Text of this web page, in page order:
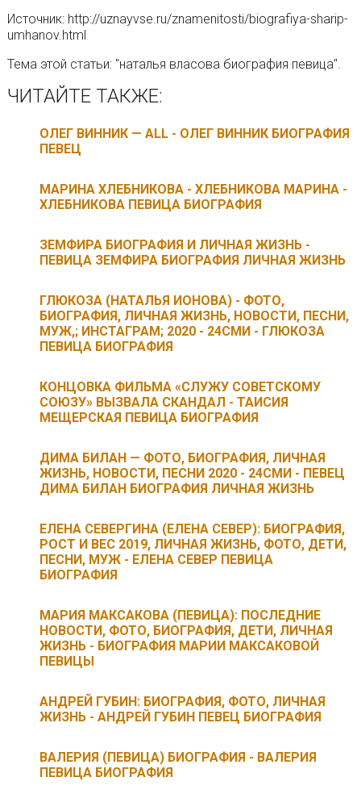
Источник: http://uznayvse.ru/znamenitosti/biografiya-sharip-
umhanov.html
Тема этой статьи: "наталья власова биография певица".
ЧИТАЙТЕ ТАКЖЕ:
ОЛЕГ ВИННИК — ALL - ОЛЕГ ВИННИК БИОГРАФИЯ
ПЕВЕЦ
МАРИНА ХЛЕБНИКОВА - ХЛЕБНИКОВА МАРИНА -
ХЛЕБНИКОВА ПЕВИЦА БИОГРАФИЯ
ЗЕМФИРА БИОГРАФИЯ И ЛИЧНАЯ ЖИЗНЬ -
ПЕВИЦА ЗЕМФИРА БИОГРАФИЯ ЛИЧНАЯ ЖИЗНЬ
ГЛЮКОЗА (НАТАЛЬЯ ИОНОВА) - ФОТО,
БИОГРАФИЯ, ЛИЧНАЯ ЖИЗНЬ, НОВОСТИ, ПЕСНИ,
МУЖ,; ИНСТАГРАМ; 2020 - 24СМИ - ГЛЮКОЗА
ПЕВИЦА БИОГРАФИЯ
КОНЦОВКА ФИЛЬМА «СЛУЖУ СОВЕТСКОМУ
СОЮЗУ» ВЫЗВАЛА СКАНДАЛ - ТАИСИЯ
МЕЩЕРСКАЯ ПЕВИЦА БИОГРАФИЯ
ДИМА БИЛАН — ФОТО, БИОГРАФИЯ, ЛИЧНАЯ
ЖИЗНЬ, НОВОСТИ, ПЕСНИ 2020 - 24СМИ - ПЕВЕЦ
ДИМА БИЛАН БИОГРАФИЯ ЛИЧНАЯ ЖИЗНЬ
ЕЛЕНА СЕВЕРГИНА (ЕЛЕНА СЕВЕР): БИОГРАФИЯ,
РОСТ И ВЕС 2019, ЛИЧНАЯ ЖИЗНЬ, ФОТО, ДЕТИ,
ПЕСНИ, МУЖ - ЕЛЕНА СЕВЕР ПЕВИЦА
БИОГРАФИЯ
МАРИЯ МАКСАКОВА (ПЕВИЦА): ПОСЛЕДНИЕ
НОВОСТИ, ФОТО, БИОГРАФИЯ, ДЕТИ, ЛИЧНАЯ
ЖИЗНЬ - БИОГРАФИЯ МАРИИ МАКСАКОВОЙ
ПЕВИЦЫ
АНДРЕЙ ГУБИН: БИОГРАФИЯ, ФОТО, ЛИЧНАЯ
ЖИЗНЬ - АНДРЕЙ ГУБИН ПЕВЕЦ БИОГРАФИЯ
ВАЛЕРИЯ (ПЕВИЦА) БИОГРАФИЯ - ВАЛЕРИЯ
ПЕВИЦА БИОГРАФИЯ